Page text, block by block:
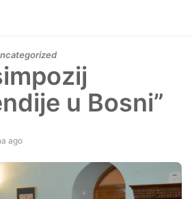
u Bosni”
ago